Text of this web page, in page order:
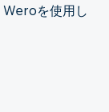
を使用し